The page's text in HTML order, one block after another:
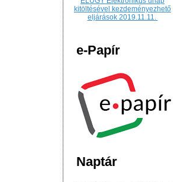
kitöltésével kezdeményezhető
eljárások 2019.11.11.
e-Papír
Naptár